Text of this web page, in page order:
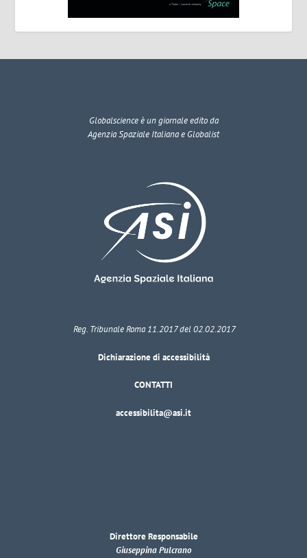
Globalscienceè un giornale edito da
Agenzia Spaziale Italiana e Globalist
Reg. Tribunale Roma 11.2017 del 02.02.2017
Dichiarazione di accessibilità
CONTATTI
accessibilita@asi.it
Direttore Responsabile
Giuseppina Pulcrano